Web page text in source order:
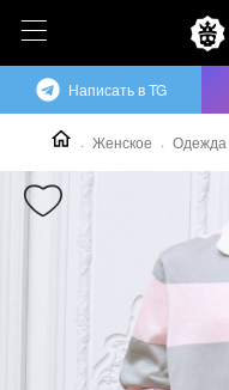
Женское Одежда
Написать в TG